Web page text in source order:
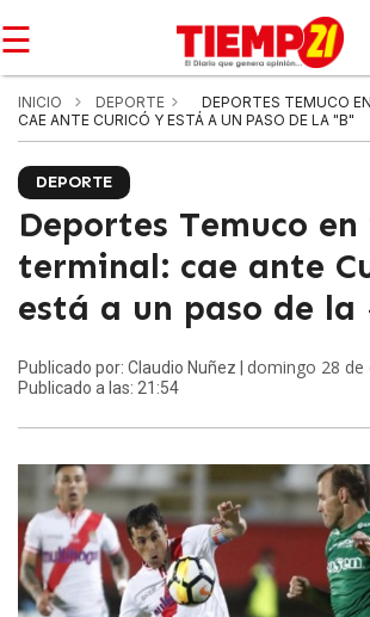
☰
INICIO DEPORTE
DEPORTES TEMUCO
CAE ANTE CURICÓ Y ESTÁ A UN PASO DE LA "B"
DEPORTE
Deportes Temuco en
terminal: cae ante
está a un paso de la
Publicado por: Claudio Nuñez | domingo 28 de
Publicado a las: 21:54